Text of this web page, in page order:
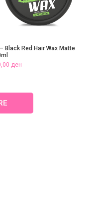
– Black Red Hair Wax Matte
ден